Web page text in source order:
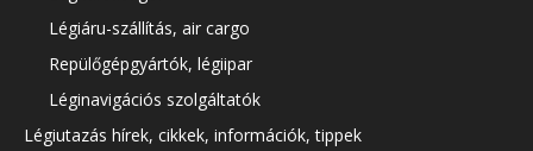
Légiáru-szállítás, air cargo
Repülőgépgyártók, légiipar
Léginavigációs szolgáltatók
Légiutazás hírek, cikkek, információk, tippek